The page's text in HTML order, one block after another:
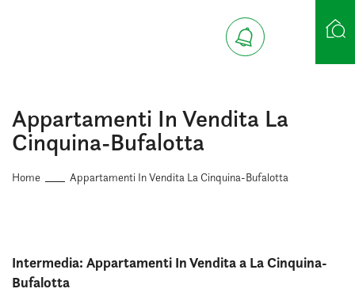
Appartamenti In Vendita La
Cinquina-Bufalotta
Home Appartamenti In Vendita La Cinquina-Bufalotta
Intermedia: Appartamenti In Vendita a La Cinquina-
Bufalotta